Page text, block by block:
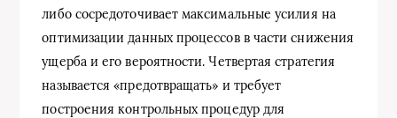
либо сосредоточивает максимальные усилия на
оптимизации данных процессов в части снижения
ущерба и его вероятности. Четвертая стратегия
называется «предотвращать» и требует
построения контрольных процедур для